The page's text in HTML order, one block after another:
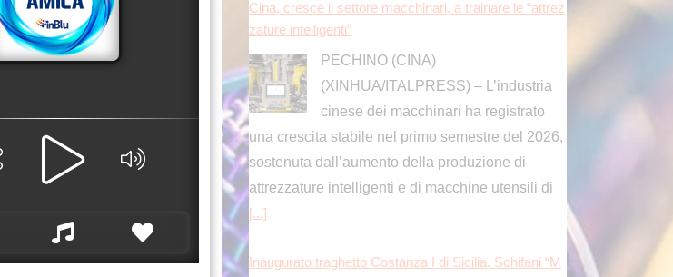
e non si può
risponde ai giornalisti
la popolazione di
morti e anche gli
pensare ai tanti che
che chiamiamo Soft
soluzioni non con la
risolvere con la guerra,
Cina, cresce il settore macchinari, a trainare le “attrez
zature intelligenti”
PECHINO (CINA)
(XINHUA/ITALPRESS) – L’industria
cinese dei macchinari ha registrato
una crescita stabile nel primo semestre del 2026,
sostenuta dall’aumento della produzione di
attrezzature intelligenti e di macchine utensili di
[...]
Inaugurato traghetto Costanza I di Sicilia, Schifani “M